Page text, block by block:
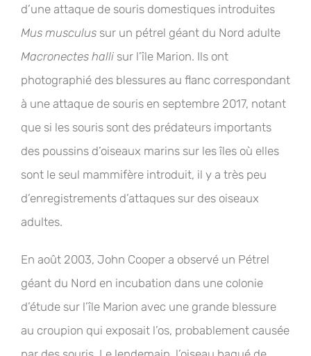
d’une attaque de souris domestiques introduites
Mus musculus sur un pétrel géant du Nord adulte
Macronectes halli sur l’île Marion. Ils ont
photographié des blessures au flanc correspondant
à une attaque de souris en septembre 2017, notant
que si les souris sont des prédateurs importants
des poussins d’oiseaux marins sur les îles où elles
sont le seul mammifère introduit, il y a très peu
d’enregistrements d’attaques sur des oiseaux
adultes.
En août 2003, John Cooper a observé un Pétrel
géant du Nord en incubation dans une colonie
d’étude sur l’île Marion avec une grande blessure
au croupion qui exposait l’os, probablement causée